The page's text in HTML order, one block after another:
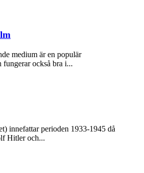
medium är en populär
också bra i...
innefattar perioden 1933-1945 då
Hitler och...